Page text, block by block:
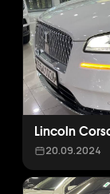
Lincoln
20.09.2024